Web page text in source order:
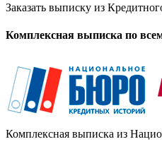
Заказать выписку из
Комплексная выписка по
Комплексная выписка из